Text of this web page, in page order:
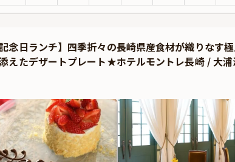
ャトルバスもご利用いただけますので、ご予約時にお気軽にお問い
日ランチ】四季折々の長崎県産食材が織りなす
えたデザートプレート★ホテルモントレ長崎 / 大